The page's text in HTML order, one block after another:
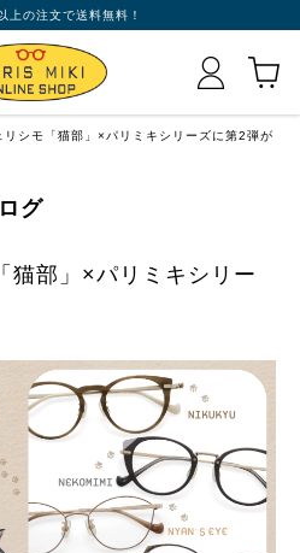
上の注文で送料無料！
リシモ「猫部」×パリミキシリーズに第2弾が
グ
猫部」×パリミキシリー